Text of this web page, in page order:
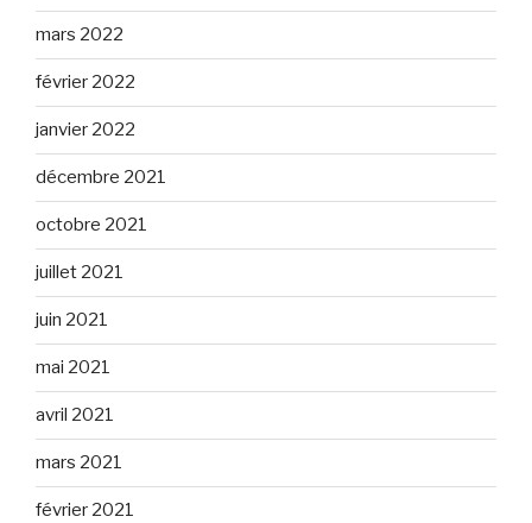
mars 2022
février 2022
janvier 2022
décembre 2021
octobre 2021
juillet 2021
juin 2021
mai 2021
avril 2021
mars 2021
février 2021